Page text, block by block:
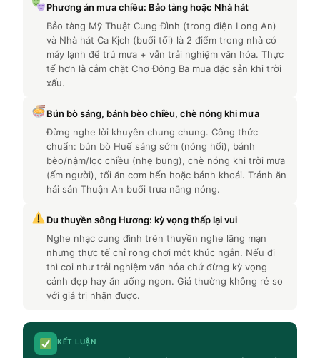
Phương án mưa chiều: Bảo tàng hoặc Nhà hát
Bảo tàng Mỹ Thuật Cung Đình (trong điện Long An)
và Nhà hát Ca Kịch (buổi tối) là 2 điểm trong nhà có
máy lạnh để trú mưa + vẫn trải nghiệm văn hóa. Thực
tế hơn là cắm chặt Chợ Đông Ba mua đặc sản khi trời
xấu.
Bún bò sáng, bánh bèo chiều, chè nóng khi mưa
Đừng nghe lời khuyên chung chung. Công thức
chuẩn: bún bò Huế sáng sớm (nóng hổi), bánh
bèo/nậm/lọc chiều (nhẹ bụng), chè nóng khi trời mưa
(ấm người), tối ăn cơm hến hoặc bánh khoái. Tránh ăn
hải sản Thuận An buổi trưa nắng nóng.
Du thuyền sông Hương: kỳ vọng thấp lại vui
Nghe nhạc cung đình trên thuyền nghe lãng mạn
nhưng thực tế chỉ rong chơi một khúc ngắn. Nếu đi
thì coi như trải nghiệm văn hóa chứ đừng kỳ vọng
cảnh đẹp hay ăn uống ngon. Giá thường không rẻ so
với giá trị nhận được.
KẾT LUẬN